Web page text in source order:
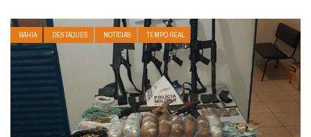
BAHIA DESTAQUES NOTÍCIAS TEMPO REAL